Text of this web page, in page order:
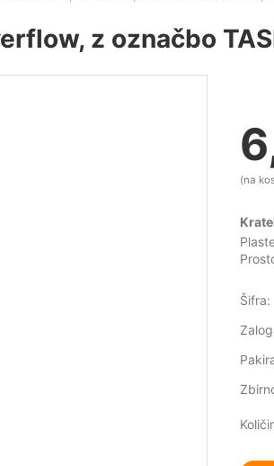
z označbo
(na
Šifra: